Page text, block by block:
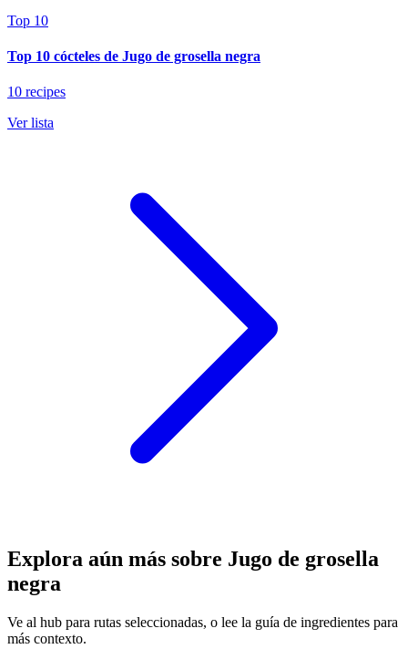
Top 10
Top 10 cócteles de Jugo de grosella negra
10 recipes
Ver lista
Explora aún más sobre Jugo de grosella
negra
Ve al hub para rutas seleccionadas, o lee la guía de ingredientes para
más contexto.